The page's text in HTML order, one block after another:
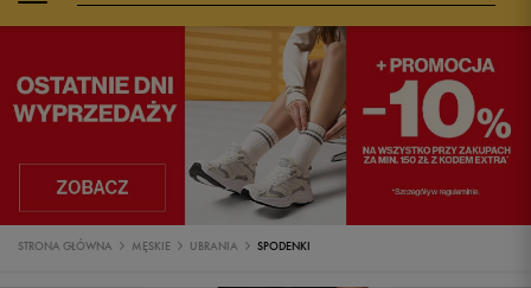
STRONA GŁÓWNA MĘSKIE UBRANIA SPODENKI